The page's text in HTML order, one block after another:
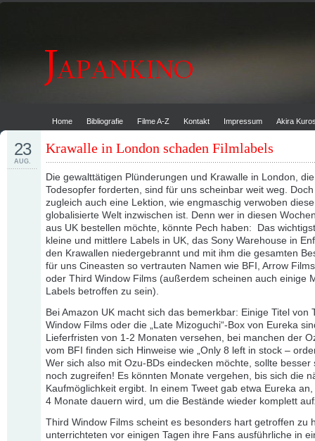
Home Bibliografie Filme A-Z Kontakt Impressum Akira
Krawalle in London schaden Filmlabels
23
AUG.
Die gewalttätigen Plünderungen und Krawalle in London,
Todesopfer forderten, sind für uns scheinbar weit weg.
zugleich auch eine Lektion, wie engmaschig verwoben diese
globalisierte Welt inzwischen ist. Denn wer in diesen
aus UK bestellen möchte, könnte Pech haben: Das
kleine und mittlere Labels in UK, das Sony Warehouse in
den Krawallen niedergebrannt und mit ihm die gesamten
für uns Cineasten so vertrauten Namen wie BFI, Arrow
oder Third Window Films (außerdem scheinen auch einige
Labels betroffen zu sein).
Bei Amazon UK macht sich das bemerkbar: Einige Titel von
Window Films oder die „Late Mizoguchi“-Box von Eureka
Lieferfristen von 1-2 Monaten versehen, bei manchen der
vom BFI finden sich Hinweise wie „Only 8 left in stock –
Wer sich also mit Ozu-BDs eindecken möchte, sollte besser
noch zugreifen! Es könnten Monate vergehen, bis sich die
Kaufmöglichkeit ergibt. In einem Tweet gab etwa Eureka
4 Monate dauern wird, um die Bestände wieder komplett
Third Window Films scheint es besonders hart getroffen zu
unterrichteten vor einigen Tagen ihre Fans ausführliche in